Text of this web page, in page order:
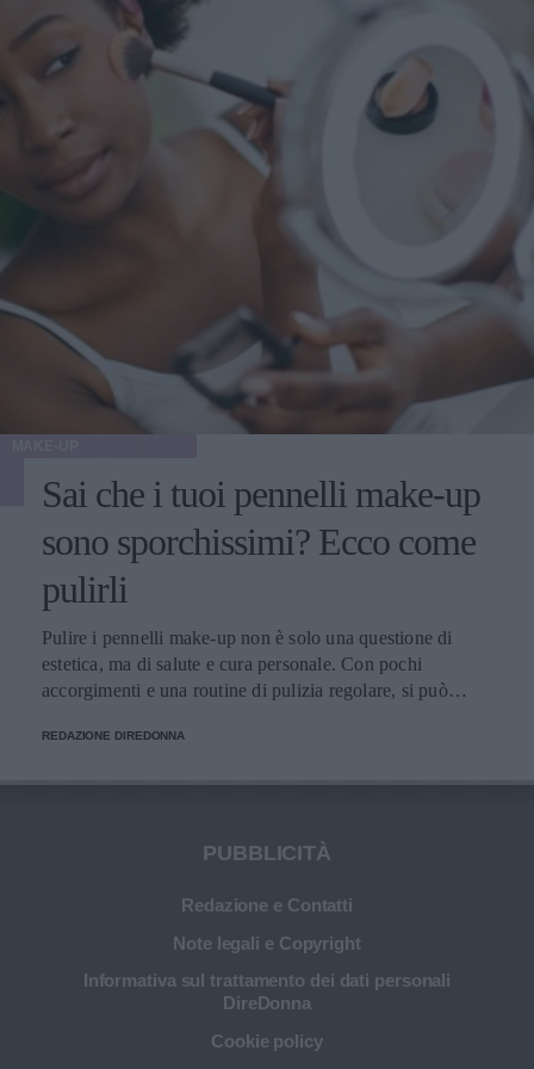
10-15 chili dopo la procedura, il risultato potrebbe non
essere ottimale". L'ideale, quindi, sarebbe raggiungere e
mantenere un peso stabile, prima di decidere di sottoporsi a
qualunque tipo di intervento estetico.
Sai che i tuoi pennelli make-up
sono sporchissimi? Ecco come
pulirli
Pulire i pennelli make-up non è solo una questione di
estetica, ma di salute e cura personale. Con pochi
accorgimenti e una routine di pulizia regolare, si può
più sana e prolungare la vita dei preziosi strumenti di
REDAZIONE DIREDONNA
PUBBLICITÀ
Redazione e Contatti
Note legali e Copyright
Informativa sul trattamento dei dati personali
DireDonna
Cookie policy